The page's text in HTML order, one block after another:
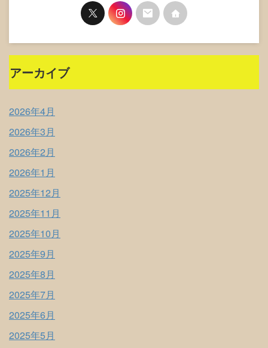
アーカイブ
2026年4月
2026年3月
2026年2月
2026年1月
2025年12月
2025年11月
2025年10月
2025年9月
2025年8月
2025年7月
2025年6月
2025年5月